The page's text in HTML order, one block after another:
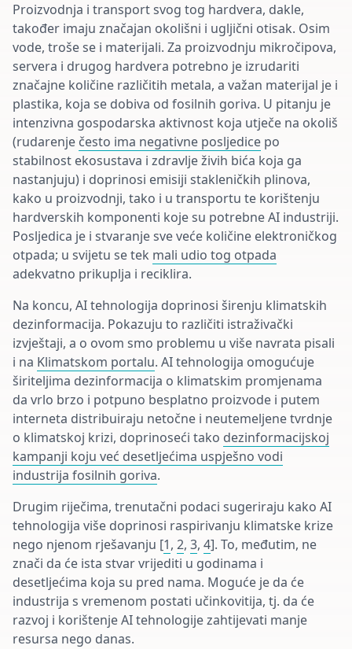
Proizvodnja i transport svog tog hardvera, dakle,
također imaju značajan okolišni i ugljični otisak. Osim
vode, troše se i materijali. Za proizvodnju mikročipova,
servera i drugog hardvera potrebno je izrudariti
značajne količine različitih metala, a važan materijal je i
plastika, koja se dobiva od fosilnih goriva. U pitanju je
intenzivna gospodarska aktivnost koja utječe na okoliš
(rudarenje često ima negativne posljedice po
stabilnost ekosustava i zdravlje živih bića koja ga
nastanjuju) i doprinosi emisiji stakleničkih plinova,
kako u proizvodnji, tako i u transportu te korištenju
hardverskih komponenti koje su potrebne AI industriji.
Posljedica je i stvaranje sve veće količine elektroničkog
otpada; u svijetu se tek mali udio tog otpada
adekvatno prikuplja i reciklira.
Na koncu, AI tehnologija doprinosi širenju klimatskih
dezinformacija. Pokazuju to različiti istraživački
izvještaji, a o ovom smo problemu u više navrata pisali
i na Klimatskom portalu. AI tehnologija omogućuje
širiteljima dezinformacija o klimatskim promjenama
da vrlo brzo i potpuno besplatno proizvode i putem
interneta distribuiraju netočne i neutemeljene tvrdnje
o klimatskoj krizi, doprinoseći tako dezinformacijskoj
kampanji koju već desetljećima uspješno vodi
industrija fosilnih goriva.
Drugim riječima, trenutačni podaci sugeriraju kako AI
tehnologija više doprinosi raspirivanju klimatske krize
nego njenom rješavanju [1, 2, 3, 4]. To, međutim, ne
znači da će ista stvar vrijediti u godinama i
desetljećima koja su pred nama. Moguće je da će
industrija s vremenom postati učinkovitija, tj. da će
razvoj i korištenje AI tehnologije zahtijevati manje
resursa nego danas.